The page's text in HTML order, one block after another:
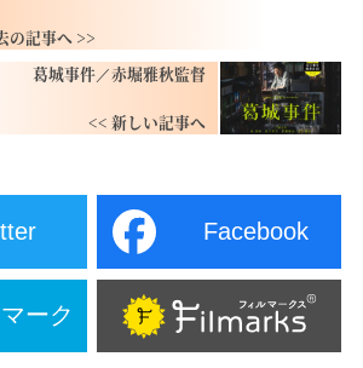
葛城事件／赤堀雅秋監督
Facebook
ーク